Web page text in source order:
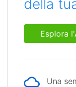
della
Esplora
Una